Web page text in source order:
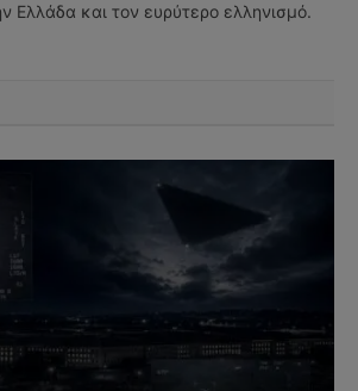
Ελλάδα και τον ευρύτερο ελληνισμό.